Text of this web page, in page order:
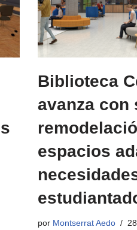
Biblioteca
avanza con
espacios
por Montserrat Aedo